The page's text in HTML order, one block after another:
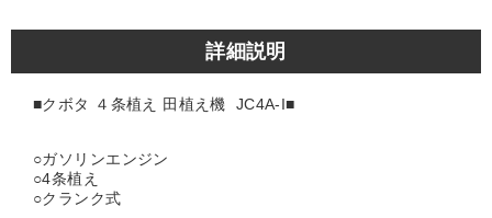
詳細説明
■クボタ ４条植え 田植え機 JC4A-I■
○ガソリンエンジン
○4条植え
○クランク式